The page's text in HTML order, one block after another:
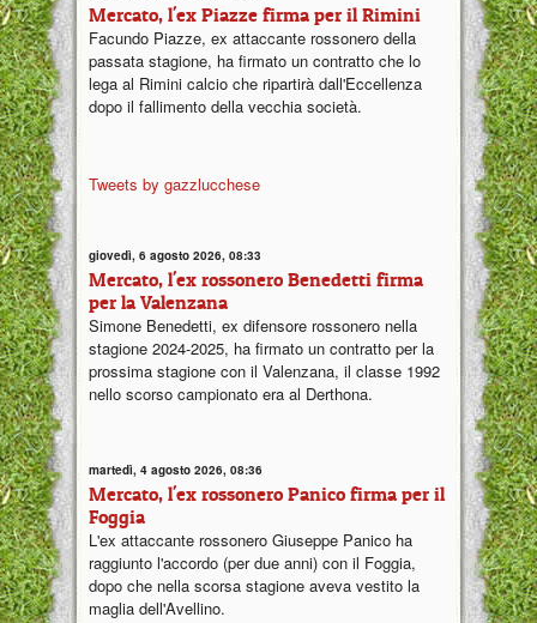
Mercato, l'ex Piazze firma per il Rimini
Facundo Piazze, ex attaccante rossonero della
passata stagione, ha firmato un contratto che lo
lega al Rimini calcio che ripartirà dall'Eccellenza
dopo il fallimento della vecchia società.
Tweets by gazzlucchese
giovedì, 6 agosto 2026, 08:33
Mercato, l'ex rossonero Benedetti firma
per la Valenzana
Simone Benedetti, ex difensore rossonero nella
stagione 2024-2025, ha firmato un contratto per la
prossima stagione con il Valenzana, il classe 1992
nello scorso campionato era al Derthona.
martedì, 4 agosto 2026, 08:36
Mercato, l'ex rossonero Panico firma per il
Foggia
L'ex attaccante rossonero Giuseppe Panico ha
raggiunto l'accordo (per due anni) con il Foggia,
dopo che nella scorsa stagione aveva vestito la
maglia dell'Avellino.